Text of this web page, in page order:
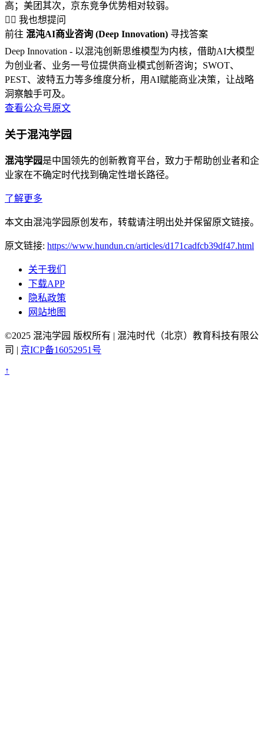
高；美团其次，京东竞争优势相对较弱。
🙋‍♂️ 我也想提问
前往 混沌AI商业咨询 (Deep Innovation) 寻找答案
Deep Innovation - 以混沌创新思维模型为内核，借助AI大模型
为创业者、业务一号位提供商业模式创新咨询；SWOT、
PEST、波特五力等多维度分析，用AI赋能商业决策，让战略
洞察触手可及。
查看公众号原文
关于混沌学园
混沌学园是中国领先的创新教育平台，致力于帮助创业者和企
业家在不确定时代找到确定性增长路径。
了解更多
本文由混沌学园原创发布，转载请注明出处并保留原文链接。
原文链接: https://www.hundun.cn/articles/d171cadfcb39df47.html
关于我们
下载APP
隐私政策
网站地图
©2025 混沌学园 版权所有 | 混沌时代（北京）教育科技有限公
司 | 京ICP备16052951号
↑